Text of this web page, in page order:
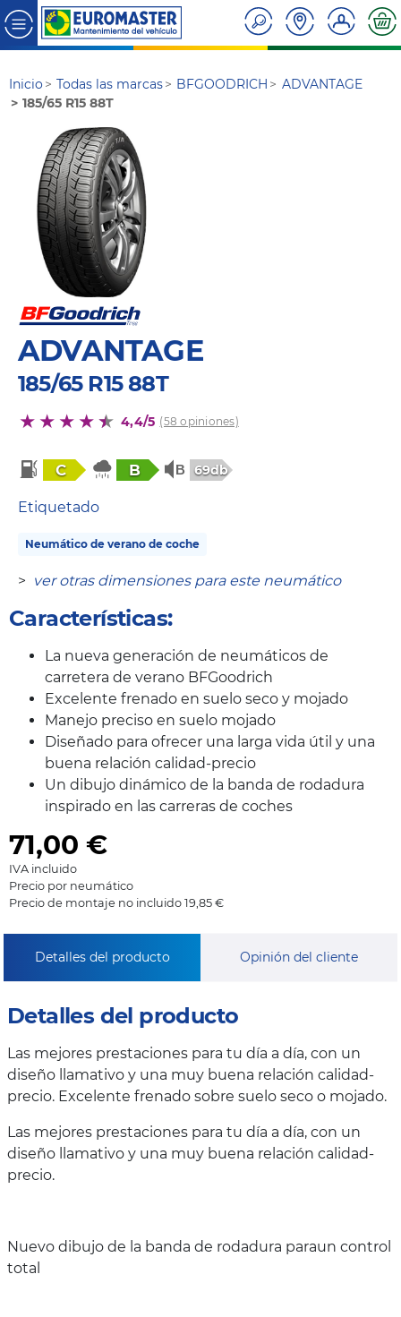
Inicio Todas las marcas BFGOODRICH
ADVANTAGE
185/65 R15 88T
ADVANTAGE
185/65 R15 88T
4,4/5 (58 opiniones)
C B 69db
Etiquetado
Neumático de verano de coche
> ver otras dimensiones para este neumático
Características:
La nueva generación de neumáticos de
carretera de verano BFGoodrich
Excelente frenado en suelo seco y mojado
Manejo preciso en suelo mojado
Diseñado para ofrecer una larga vida útil y una
buena relación calidad-precio
Un dibujo dinámico de la banda de rodadura
inspirado en las carreras de coches
71,00 €
IVA incluido
Precio por neumático
Precio de montaje no incluido 19,85 €
Detalles del producto Opinión del cliente
Detalles del producto
Las mejores prestaciones para tu día a día, con un
diseño llamativo y una muy buena relación calidad-
precio. Excelente frenado sobre suelo seco o mojado.
Las mejores prestaciones para tu día a día, con un
diseño llamativo y una muy buena relación calidad-
precio.
Nuevo dibujo de la banda de rodadura paraun control
total